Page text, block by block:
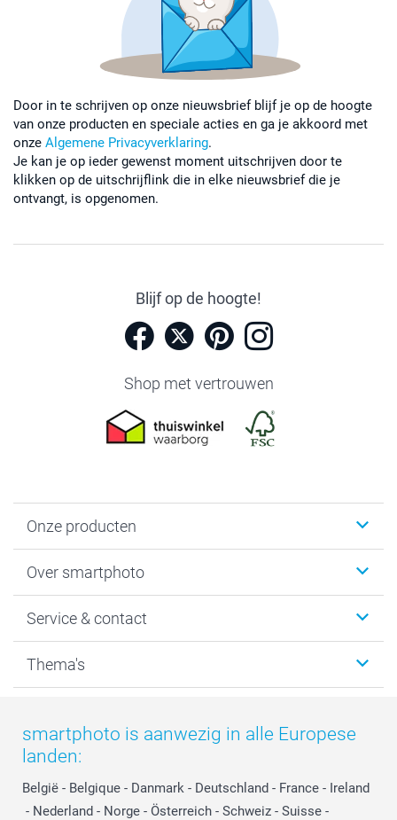
Door in te schrijven op onze nieuwsbrief blijf je op de hoogte
van onze producten en speciale acties en ga je akkoord met
onze Algemene Privacyverklaring.
Je kan je op ieder gewenst moment uitschrijven door te
klikken op de uitschrijflink die in elke nieuwsbrief die je
ontvangt, is opgenomen.
Blijf op de hoogte!
Shop met vertrouwen
Onze producten
Fotoboeken
Fotocadeaus
Kaarten
Over smartphoto
Vacatures
Bestelproces
Privacy
Cookiebeleid
Reviews
Prijslijst
Service & contact
Tevredenheidsgarantie
smartbonus
smartfriends
service@smartphoto.nl
Affiliate partnerprogramma
Thema's
Moederdag
Vaderdag
Huwelijk
smartphoto is aanwezig in alle Europese
landen:
België - Belgique - Danmark - Deutschland - France - Ireland
- Nederland - Norge - Österreich - Schweiz - Suisse -